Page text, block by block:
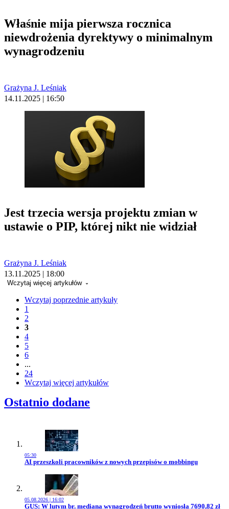
Właśnie mija pierwsza rocznica
niewdrożenia dyrektywy o minimalnym
wynagrodzeniu
Grażyna J. Leśniak
14.11.2025 | 16:50
Jest trzecia wersja projektu zmian w
ustawie o PIP, której nikt nie widział
Grażyna J. Leśniak
13.11.2025 | 18:00
Wczytaj więcej artykułów
Wczytaj poprzednie artykuły
1
2
3
4
5
6
...
24
Wczytaj więcej artykułów
Ostatnio dodane
05:30
Przejdź do artykułu:
AI przeszkoli pracowników z nowych przepisów o mobbingu
05.08.2026 | 16:02
Przejdź do artykułu:
GUS: W lutym br. mediana wynagrodzeń brutto wyniosła 7690,82 zł